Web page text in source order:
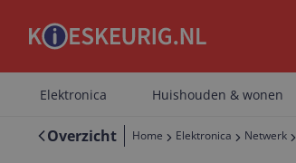
Elektronica Huishouden & wonen
Overzicht Home Elektronica Netwerk